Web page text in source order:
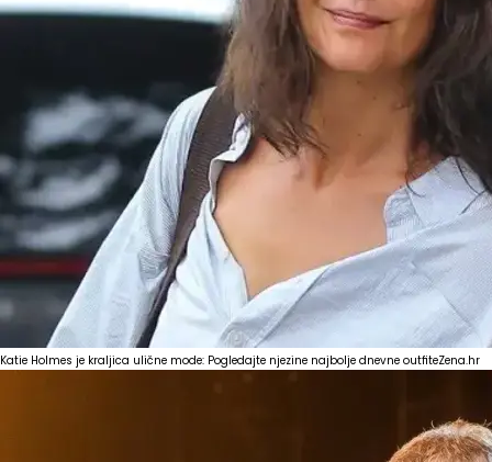
Katie Holmes je kraljica ulične mode: Pogledajte njezine najbolje dnevne outfiteZena.hr